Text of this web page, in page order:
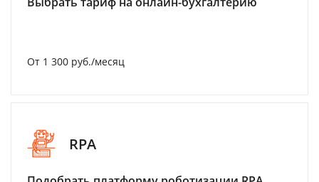
От 1 300 руб./месяц
RPA